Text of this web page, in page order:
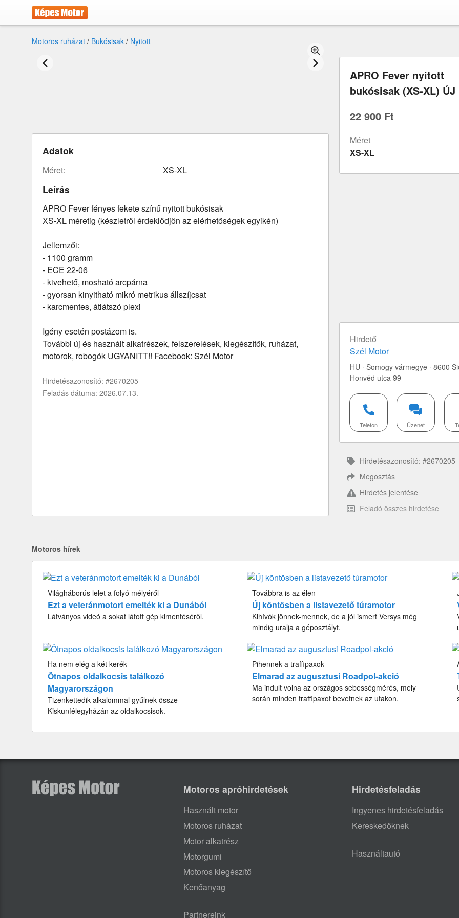
Motoros ruházat / Bukósisak / Nyitott
APRO Fever nyitott
bukósisak (XS-XL) ÚJ
22 900 Ft
Méret
XS-XL
Hirdető
Szél Motor
HU · Somogy vármegye · 8600
Honvéd utca 99
Telefon Üzenet
Hirdetésazonosító: #2670205
Megosztás
Hirdetés jelentése
Feladó összes hirdetése
Adatok
méret: XS-XL
Leírás
APRO Fever fényes fekete színű nyitott bukósisak
XS-XL méretig (készletről érdeklődjön az elérhetőségek egyikén)
Jellemzői:
- 1100 gramm
- ECE 22-06
- kivehető, mosható arcpárna
- gyorsan kinyitható mikró metrikus állszíjcsat
- karcmentes, átlátszó plexi
Igény esetén postázom is.
További új és használt alkatrészek, felszerelések, kiegészítők, ruházat,
motorok, robogók UGYANITT!! Facebook: Szél Motor
Hirdetésazonosító: #2670205
Feladás dátuma: 2026.07.13.
Motoros hírek
Világháborús lelet a folyó mélyéről
Ezt a veteránmotort emelték ki a Dunából
Látványos videó a sokat látott gép kimentéséről.
Továbbra is az élen
Új köntösben a listavezető túramotor
Kihívók jönnek-mennek, de a jól ismert Versys még
mindig uralja a géposztályt.
Ha nem elég a két kerék
Ötnapos oldalkocsis találkozó
Magyarországon
Tizenkettedik alkalommal gyűlnek össze
Kiskunfélegyházán az oldalkocsisok.
Pihennek a traffipaxok
Elmarad az augusztusi Roadpol-akció
Ma indult volna az országos sebességmérés, mely
során minden traffipaxot bevetnek az utakon.
Motoros apróhirdetések
Használt motor
Motoros ruházat
Motor alkatrész
Motorgumi
Motoros kiegészítő
Kenőanyag
Partnereink
Hirdetésfeladás
Ingyenes hirdetésfeladás
Kereskedőknek
Használtautó